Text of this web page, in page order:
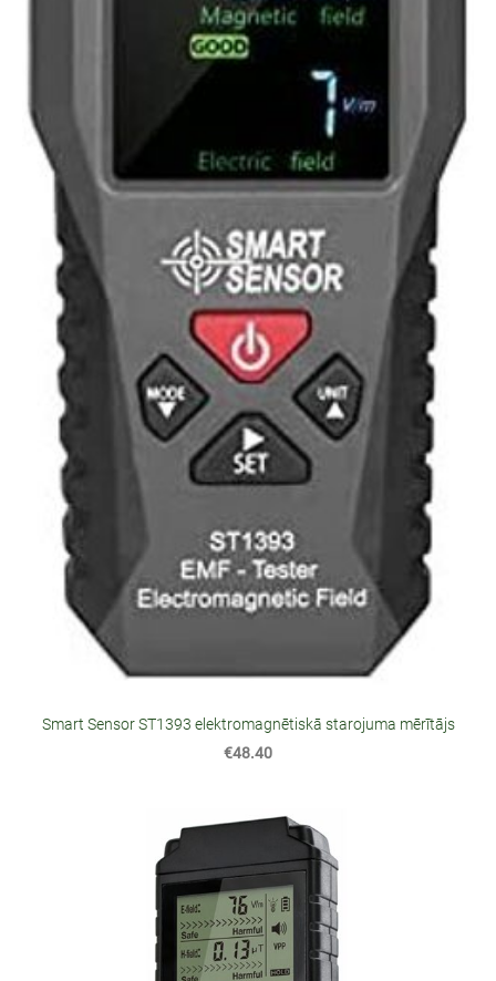
Smart Sensor ST1393 elektromagnētiskā starojuma mērītājs
€48.40